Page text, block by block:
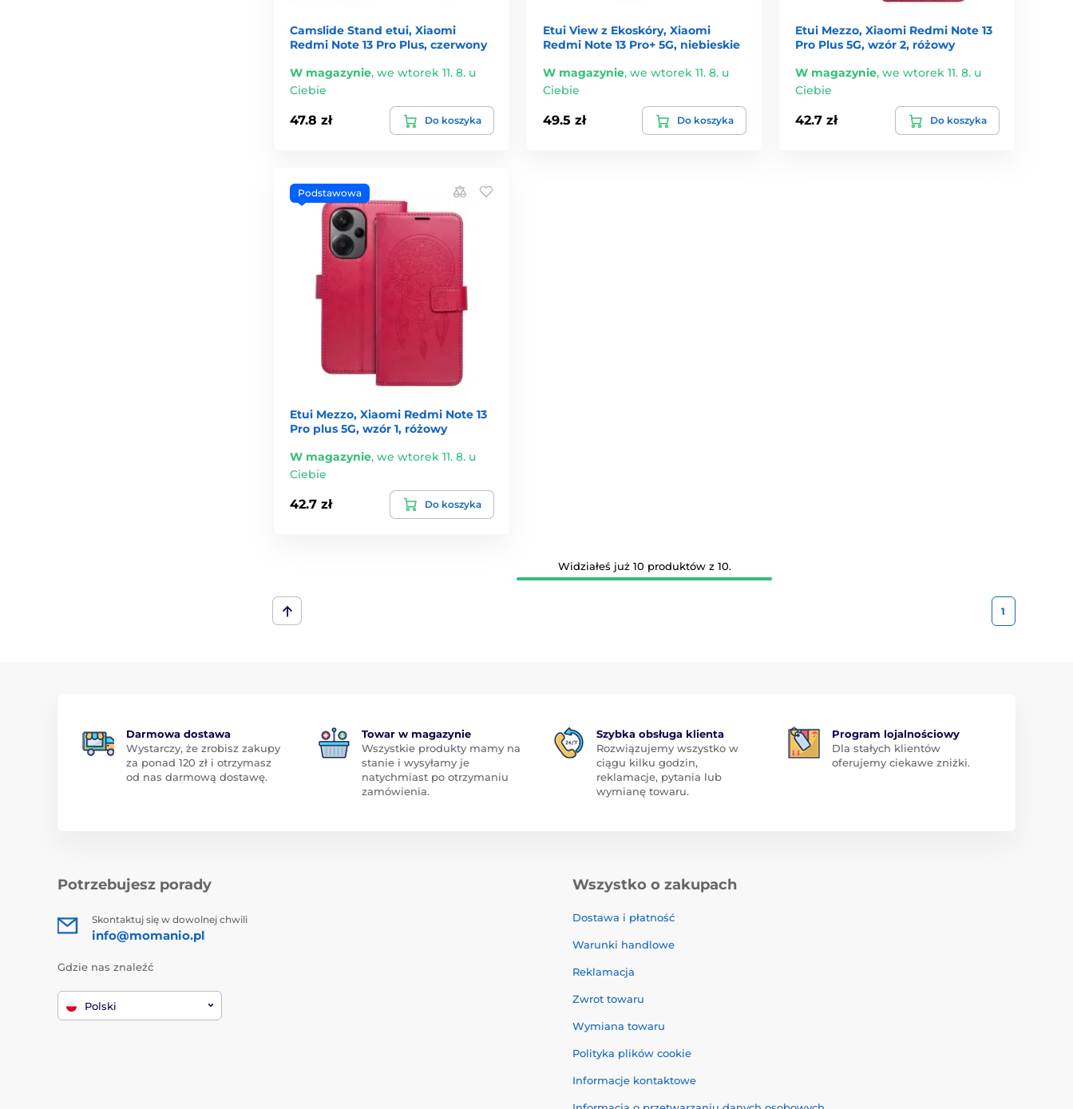
Camslide Stand etui, Xiaomi
Redmi Note 13 Pro Plus, czerwony
W magazynie, we wtorek 11. 8. u
Ciebie
47.8 zł Do koszyka
Etui View z Ekoskóry, Xiaomi
Redmi Note 13 Pro+ 5G, niebieskie
W magazynie, we wtorek 11. 8. u
Ciebie
49.5 zł Do koszyka
Etui Mezzo, Xiaomi Redmi Note 13
Pro Plus 5G, wzór 2, różowy
W magazynie,we wtorek 11. 8. u
Ciebie
42.7 zł Do koszyka
Podstawowa
Etui Mezzo, Xiaomi Redmi Note 13
Pro plus 5G, wzór 1, różowy
W magazynie, we wtorek 11. 8. u
Ciebie
42.7 zł Do koszyka
Widziałeś już 10 produktów z 10.
1
Darmowa dostawa
Wystarczy, że zrobisz zakupy
za ponad 120 zł i otrzymasz
od nas darmową dostawę.
Towar w magazynie
Wszystkie produkty mamy na
stanie i wysyłamy je
natychmiast po otrzymaniu
zamówienia.
Szybka obsługa klienta
Rozwiązujemy wszystko w
ciągu kilku godzin,
reklamacje, pytania lub
wymianę towaru.
Program lojalnościowy
Dla stałych klientów
oferujemy ciekawe zniżki.
Potrzebujesz porady
Skontaktuj się w dowolnej chwili
info@momanio.pl
Gdzie nas znaleźć
Polski
Wszystko o zakupach
Dostawa i płatność
Warunki handlowe
Reklamacja
Zwrot towaru
Wymiana towaru
Polityka plików cookie
Informacje kontaktowe